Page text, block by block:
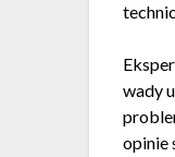
wady
opinie